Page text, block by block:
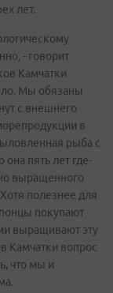
лет.
- говорит
Камчатки
Мы обязаны
с внешнего
в
рыба с
она пять лет где-
выращенного
полезнее для
покупают
выращивают эту
Камчатки вопрос
что мы и